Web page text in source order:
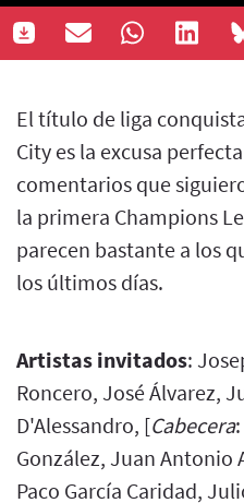
El título de liga
City es la excusa
comentarios que
la primera Champions
parecen bastante a los
los últimos días.
Artistas invitados:
Roncero, José Álvarez,
D'Alessandro, [Cabecera
González, Juan Antonio
Paco García Caridad,